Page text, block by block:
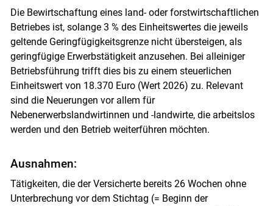
Die Bewirtschaftung eines land- oder forstwirtschaftlichen
Betriebes ist, solange 3 % des Einheitswertes die jeweils
geltende Geringfügigkeitsgrenze nicht übersteigen, als
geringfügige Erwerbstätigkeit anzusehen. Bei alleiniger
Betriebsführung trifft dies bis zu einem steuerlichen
Einheitswert von 18.370 Euro (Wert 2026) zu. Relevant
sind die Neuerungen vor allem für
Nebenerwerbslandwirtinnen und -landwirte, die arbeitslos
werden und den Betrieb weiterführen möchten.
Ausnahmen:
Tätigkeiten, die der Versicherte bereits 26 Wochen ohne
Unterbrechung vor dem Stichtag (= Beginn der